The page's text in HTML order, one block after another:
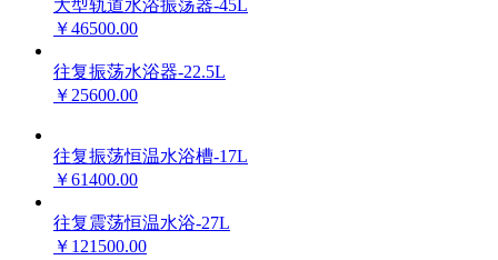
大型轨道水浴振荡器-45L
￥46500.00
往复振荡水浴器-22.5L
￥25600.00
往复振荡恒温水浴槽-17L
￥61400.00
往复震荡恒温水浴-27L
￥121500.00